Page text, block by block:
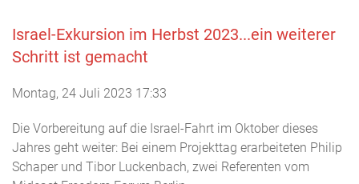
Israel-Exkursion im Herbst 2023...ein weiterer
Schritt ist gemacht
Montag, 24 Juli 2023 17:33
Die Vorbereitung auf die Israel-Fahrt im Oktober dieses
Jahres geht weiter: Bei einem Projekttag erarbeiteten Philip
Schaper und Tibor Luckenbach, zwei Referenten vom